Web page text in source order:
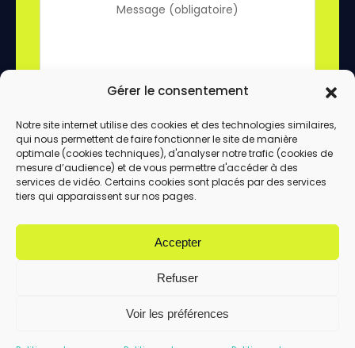
Gérer le consentement
Notre site internet utilise des cookies et des technologies similaires,
qui nous permettent de faire fonctionner le site de manière
optimale (cookies techniques), d'analyser notre trafic (cookies de
mesure d’audience) et de vous permettre d'accéder à des
services de vidéo. Certains cookies sont placés par des services
tiers qui apparaissent sur nos pages.
Accepter
Refuser
Voir les préférences
En utilisant ce formulaire, vous acceptez le
stockage et le traitement de vos données
par ce site.